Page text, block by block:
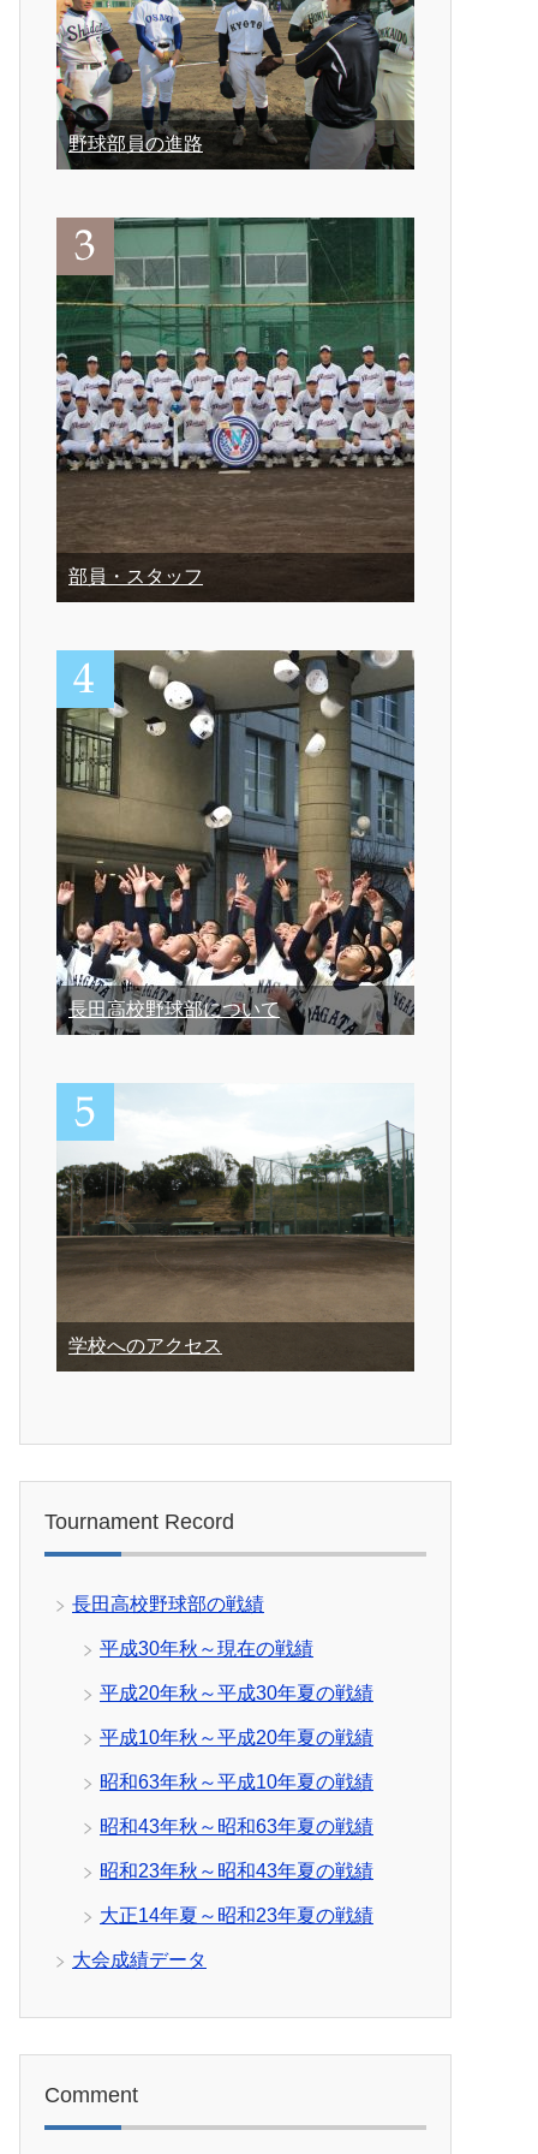
野球部員の進路
部員・スタッフ
長田高校野球部について
学校へのアクセス
Tournament Record
長田高校野球部の戦績
平成30年秋～現在の戦績
平成20年秋～平成30年夏の戦績
平成10年秋～平成20年夏の戦績
昭和63年秋～平成10年夏の戦績
昭和43年秋～昭和63年夏の戦績
昭和23年秋～昭和43年夏の戦績
大正14年夏～昭和23年夏の戦績
大会成績データ
Comment